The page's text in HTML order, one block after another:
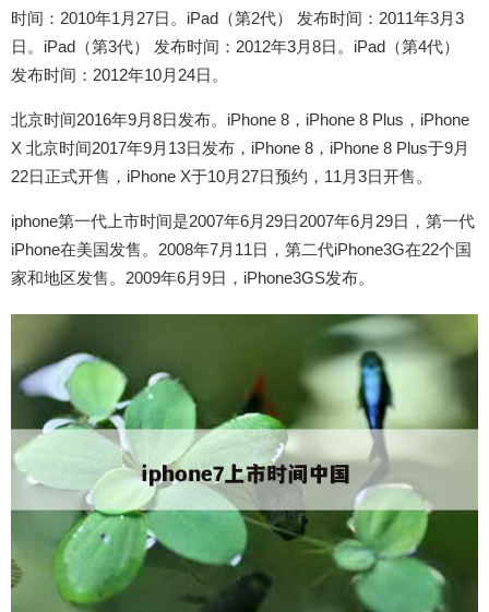
时间：2010年1月27日。iPad（第2代） 发布时间：2011年3月3
日。iPad（第3代） 发布时间：2012年3月8日。iPad（第4代）
发布时间：2012年10月24日。
北京时间2016年9月8日发布。iPhone 8，iPhone 8 Plus，iPhone
X 北京时间2017年9月13日发布，iPhone 8，iPhone 8 Plus于9月
22日正式开售，iPhone X于10月27日预约，11月3日开售。
iphone第一代上市时间是2007年6月29日2007年6月29日，第一代
iPhone在美国发售。2008年7月11日，第二代iPhone3G在22个国
家和地区发售。2009年6月9日，iPhone3GS发布。